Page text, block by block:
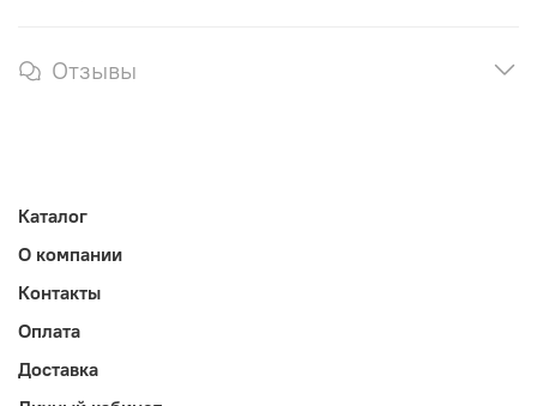
Отзывы
Каталог
О компании
Контакты
Оплата
Доставка